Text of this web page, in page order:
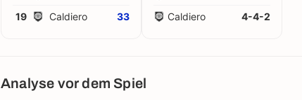
19
Caldiero 33
Caldiero
4-4-2
Analyse vor dem Spiel